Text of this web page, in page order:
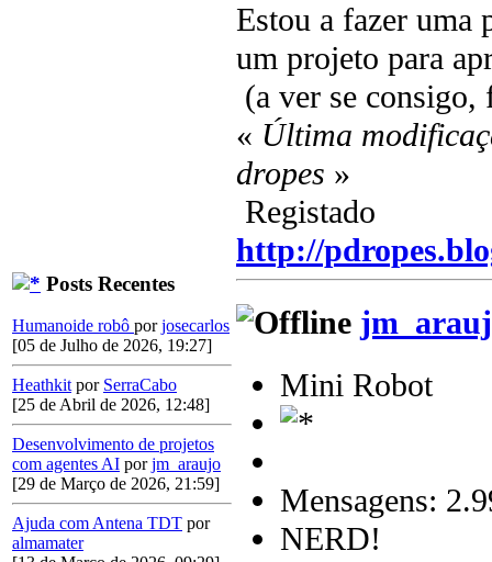
Posts Recentes
Humanoide robô porjosecarlos
[05 de Julho de 2026, 19:27]
Heathkit por SerraCabo
[25 de Abril de 2026, 12:48]
Desenvolvimento de projetos
com agentes AI porjm_araujo
[29 de Março de 2026, 21:59]
Ajuda com Antena TDT por
almamater
Estou a fazer uma
um projeto para
(a ver se consigo,
« Última
dropes »
Registado
http://
Mini Robot
Mensagens:
NERD!